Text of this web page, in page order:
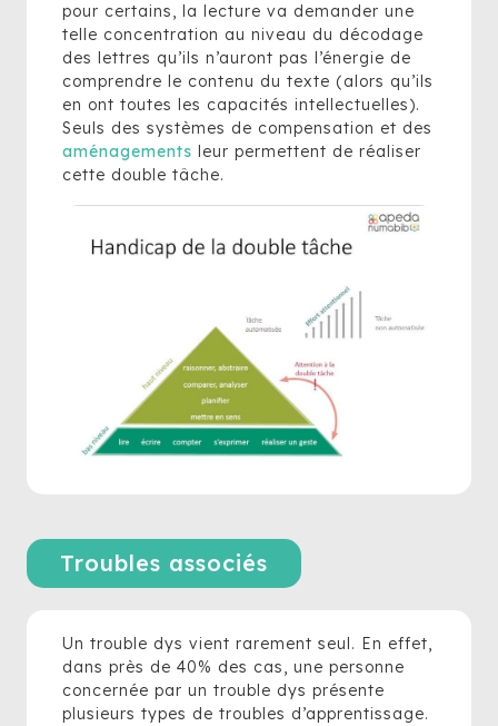
pour certains, la lecture va demander une
telle concentration au niveau du décodage
des lettres qu’ils n’auront pas l’énergie de
comprendre le contenu du texte (alors qu’ils
en ont toutes les capacités intellectuelles).
Seuls des systèmes de compensation et des
aménagements leur permettent de réaliser
cette double tâche.
Troubles associés
Un trouble dys vient rarement seul. En effet,
dans près de 40% des cas, une personne
concernée par un trouble dys présente
plusieurs types de troubles d’apprentissage.